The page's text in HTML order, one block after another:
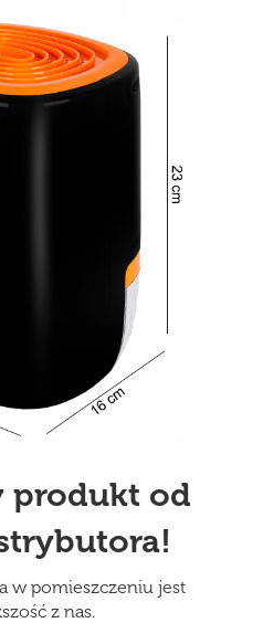
produkt od
w pomieszczeniu jest
z nas.